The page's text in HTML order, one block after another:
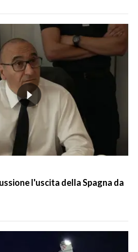
l'uscita della Spagna da